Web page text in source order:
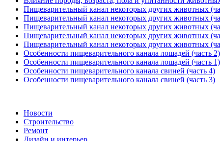
Пищеварительный канал некоторых других животных
Пищеварительный канал некоторых других животных
Пищеварительный канал некоторых других животных
Пищеварительный канал некоторых других животных
Пищеварительный канал некоторых других животных
Особенности пищеварительного канала лошадей (часть 2)
Особенности пищеварительного канала лошадей (часть 1)
Особенности пищеварительного канала свиней (часть 4)
Особенности пищеварительного канала свиней (часть 3)
Новости
Строительство
Ремонт
Дизайн и интерьер